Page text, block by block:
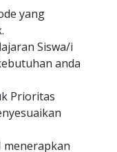
yang
Siswa/i
anda
Prioritas
menerapkan